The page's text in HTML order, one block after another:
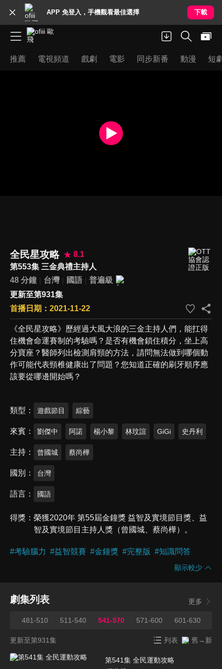
APP 免登入，手機觀看最佳選擇 下載
推薦 電視頻道 戲劇 電影 同步新番 動漫 短
全民星攻略
8.1
第553集 三金典禮主持人
48 分鐘
台灣 國語
普遍級
更新至第931集
首播日期：2021-11-22
《全民星攻略》歷經過大風大浪的三金主持人們，能扛得
住機會命運賽制的考驗嗎？是否有機會鎖住積分，坐上高
分寶座？醫師列出檢測肩頸的方法，請問無法做到哪個動
作可能代表頸椎健康出了問題？您知道正確的刷牙順序應
該要從哪邊開始嗎？
類型 遊戲節目 綜藝
來賓 劉傑中 阿諾 楊小黎 林玟誼 GiGi 史丹利
主持 曾國城 蔡尚樺
國別 台灣
語言 國語
得獎
榮獲2020年 第55屆金鐘獎 益智及實境節目獎、益
智及實境節目主持人獎（曾國城、蔡尚樺）。
#考驗腦力 #益智競賽 #金鐘獎 #完整版 #知識問答
顯示較少
劇集列表 更多
481-510 511-540 541-570 571-600 601-630
更新至第931集 列表 舊→新
第541集 全民運動攻略